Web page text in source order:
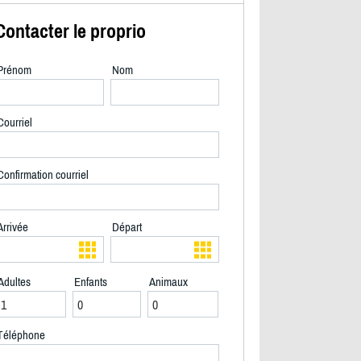
le proprio
Nom
courriel
Départ
Enfants Animaux